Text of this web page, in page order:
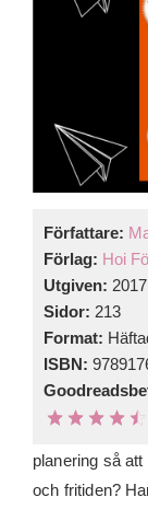
Författare:
Förlag: Hoi
Utgiven: 2017
Sidor: 213
Format:
ISBN:
planering så
och fritiden?